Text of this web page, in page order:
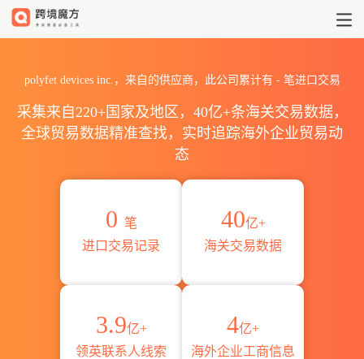
polyfet devices inc.，来自的供应商，此公司累计有 -笔进口交易
采集来自220+国家及地区，40亿+条海关交易数据，
全球贸易数据精准查找，实时追踪海外企业贸易动
态
0 笔
进口交易记录
40亿+
海关交易数据
3.9亿+
领英联系人线索
4亿+
海外企业工商信息